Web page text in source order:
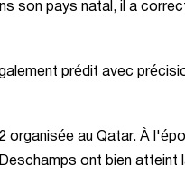
son pays natal, il a
prédit avec
au Qatar. À
ont bien atteint